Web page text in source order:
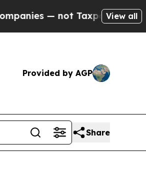
— not Taxpayers — the
View all
Provided by AGP
Share